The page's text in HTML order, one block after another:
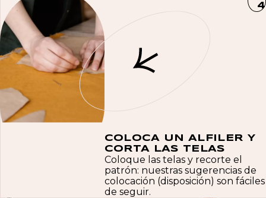
4
COLOCA UN ALFILER Y
CORTA LAS TELAS
Coloque las telas y recorte el
patrón: nuestras sugerencias de
colocación (disposición) son fáciles
de seguir.